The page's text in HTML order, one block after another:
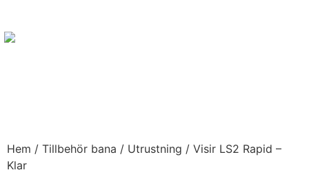
Hem / Tillbehör bana / Utrustning / Visir LS2 Rapid –
Klar